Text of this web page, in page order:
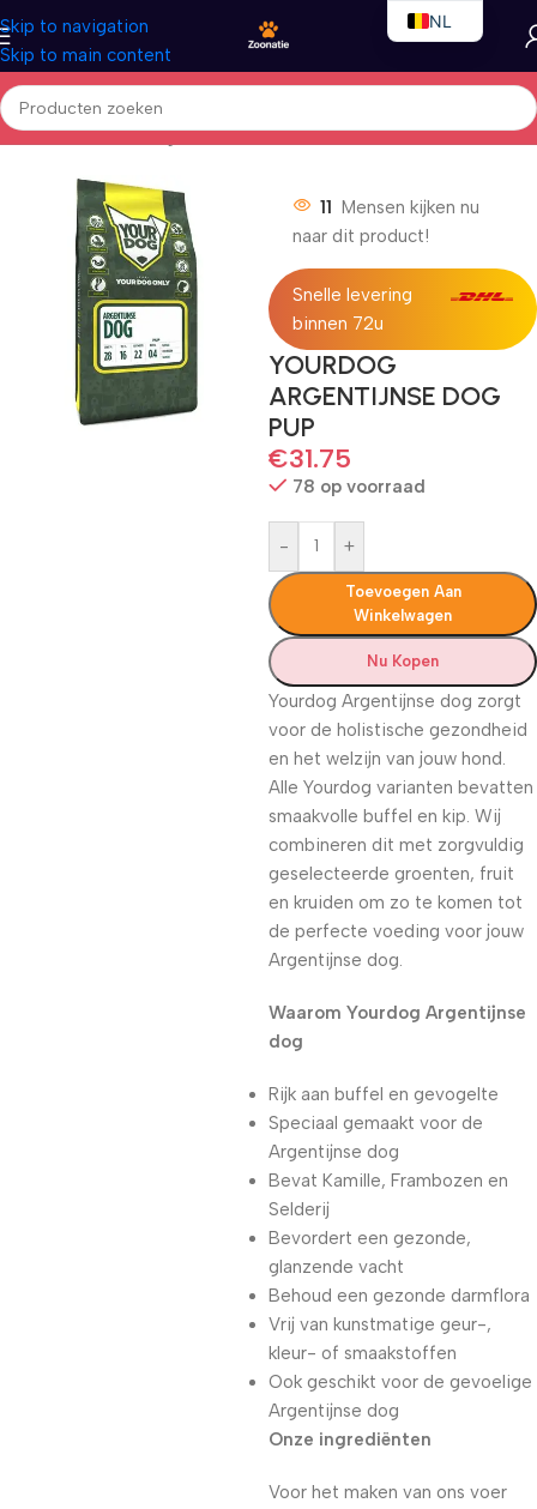
Skip to navigation
Skip to main content
Home/Honden/Droogvoer
11 Mensen kijken nu
naar dit product!
Snelle levering
binnen 72u
YOURDOG
ARGENTIJNSE DOG
PUP
€31.75
78 op voorraad
- +
Toevoegen Aan
Winkelwagen
Nu Kopen
Yourdog Argentijnse dog zorgt
voor de holistische gezondheid
en het welzijn van jouw hond.
Alle Yourdog varianten bevatten
smaakvolle buffel en kip. Wij
combineren dit met zorgvuldig
geselecteerde groenten, fruit
en kruiden om zo te komen tot
de perfecte voeding voor jouw
Argentijnse dog.
Waarom Yourdog Argentijnse
dog
Rijk aan buffel en gevogelte
Speciaal gemaakt voor de
Argentijnse dog
Bevat Kamille, Frambozen en
Selderij
Bevordert een gezonde,
glanzende vacht
Behoud een gezonde darmflora
Vrij van kunstmatige geur-,
kleur- of smaakstoffen
Ook geschikt voor de gevoelige
Argentijnse dog
Onze ingrediënten
Voor het maken van ons voer
NL